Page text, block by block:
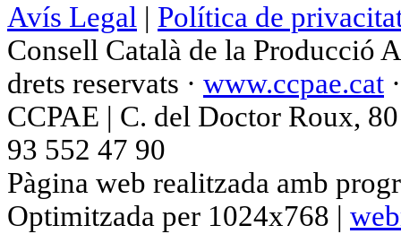
Avís Legal | Política de
Consell Català de la Producció
drets reservats · www.ccpae.cat
CCPAE | C. del Doctor Roux,
93 552 47 90
Pàgina web realitzada amb
Optimitzada per 1024x768 |